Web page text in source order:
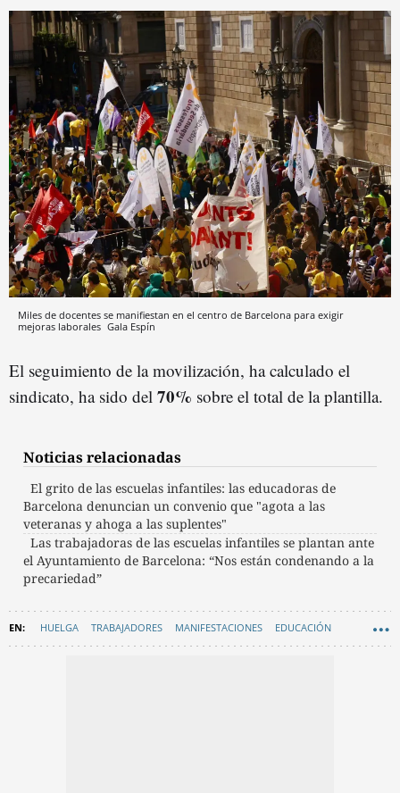
Miles de docentes se manifiestan en el centro de Barcelona para exigir
mejoras laborales Gala Espín
El seguimiento de la movilización, ha calculado el
sindicato, ha sido del 70% sobre el total de la plantilla.
Noticias relacionadas
El grito de las escuelas infantiles: las educadoras de
Barcelona denuncian un convenio que "agota a las
veteranas y ahoga a las suplentes"
Las trabajadoras de las escuelas infantiles se plantan ante
el Ayuntamiento de Barcelona: “Nos están condenando a la
precariedad”
HUELGA TRABAJADORES MANIFESTACIONES EDUCACIÓN